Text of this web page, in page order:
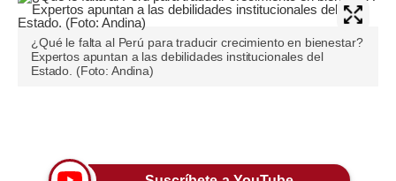
Lujo
Viajes
¿Qué le falta al Perú para traducir crecimiento en bienestar?
Expertos apuntan a las debilidades institucionales del
Estado. (Foto: Andina)